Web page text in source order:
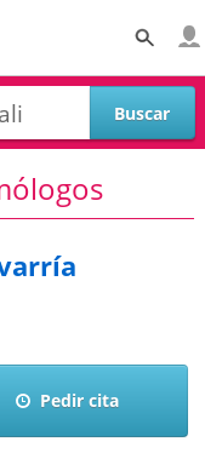
Pedir cita